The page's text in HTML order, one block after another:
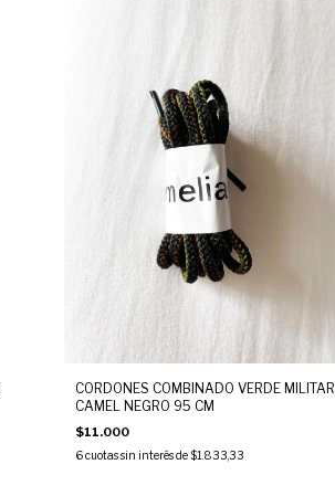
CORDONES COMBINADO VERDE MILITAR
CAMEL NEGRO 95 CM
$11.000
6 cuotas sin interés de$1.833,33